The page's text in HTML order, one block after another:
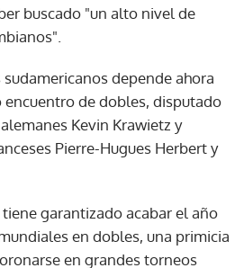
buscado "un alto nivel de
depende ahora
de dobles, disputado
Kevin Krawietz y
Pierre-Hugues Herbert y
garantizado acabar el año
en dobles, una primicia
en grandes torneos